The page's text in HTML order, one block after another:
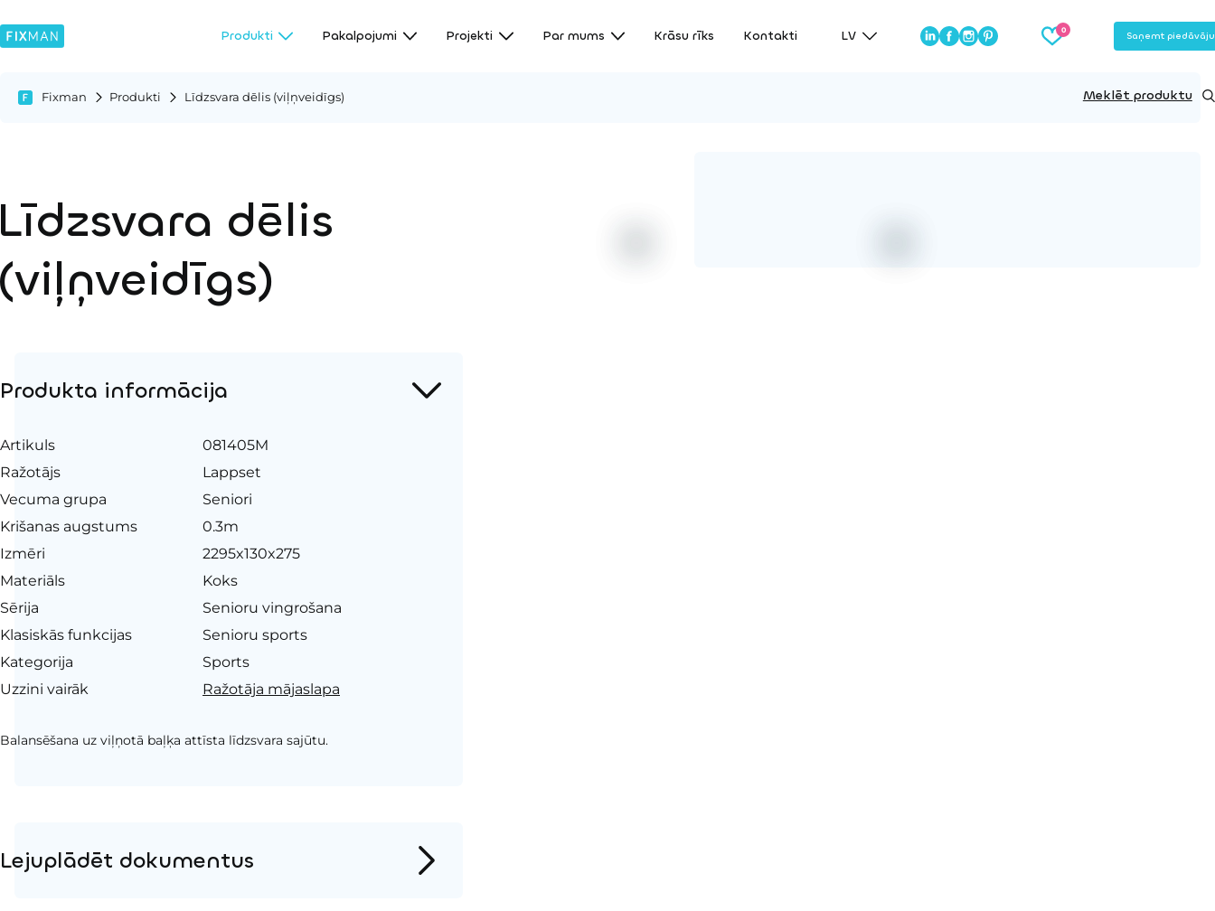
Produkti Pakalpojumi Projekti Par mums Krāsu rīks Kontakti LV Saņemt
Fixman Produkti Līdzsvara dēlis (viļņveidīgs) Meklēt produktu
dēlis
Produkta informācija
Artikuls
081405M
Ražotājs
Lappset
Vecuma grupa
Seniori
Krišanas augstums
0.3m
Izmēri
2295x130x275
Materiāls
Koks
Sērija
Senioru vingrošana
Klasiskās funkcijas
Senioru sports
Kategorija
Sports
Uzzini vairāk
Ražotāja mājaslapa
Balansēšana uz viļņotā baļķa attīsta līdzsvara sajūtu.
Lejuplādēt dokumentus